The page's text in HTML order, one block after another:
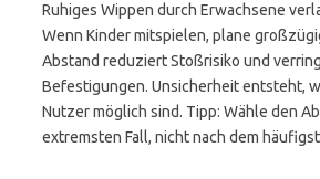
Ruhiges Wippen durch Erwachsene
Wenn Kinder mitspielen, plane
Abstand reduziert Stoßrisiko und
Befestigungen. Unsicherheit entsteht,
Nutzer möglich sind. Tipp: Wähle den
extremsten Fall, nicht nach dem